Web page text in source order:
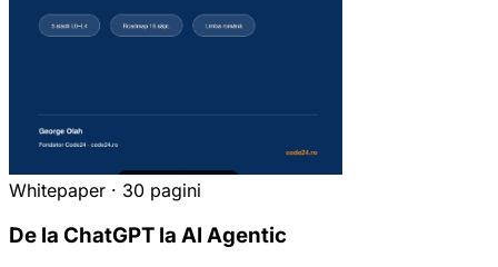
Whitepaper · 30 pagini
De la ChatGPT la AI Agentic